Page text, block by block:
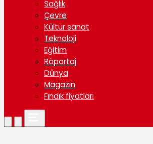
Sağlık
Çevre
Kültür sanat
Teknoloji
Eğitim
Röportaj
Dünya
Magazin
Fındık fiyatları